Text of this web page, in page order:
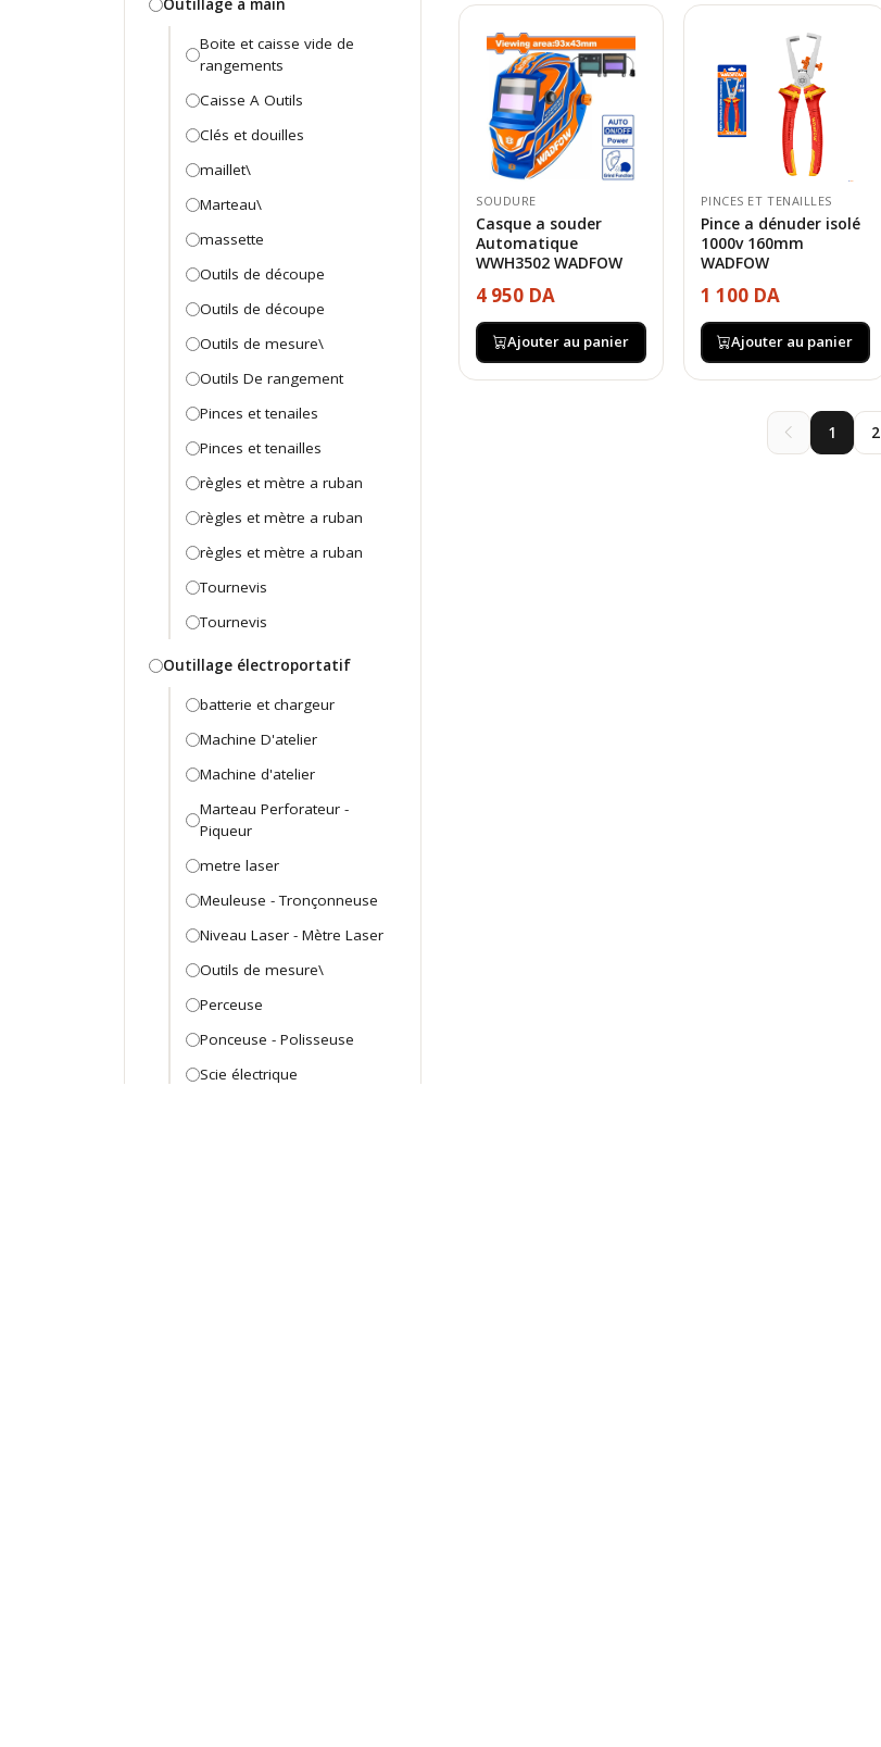
Outillage a main
Boite et caisse vide de
rangements
Caisse A Outils
Clés et douilles
maillet\
Marteau\
massette
Outils de découpe
Outils de découpe
Outils de mesure\
Outils De rangement
Pinces et tenailes
Pinces et tenailles
règles et mètre a ruban
règles et mètre a ruban
règles et mètre a ruban
Tournevis
Tournevis
Outillage électroportatif
batterie et chargeur
Machine D'atelier
Machine d'atelier
Marteau Perforateur -
Piqueur
metre laser
Meuleuse - Tronçonneuse
Niveau Laser - Mètre Laser
Outils de mesure\
Perceuse
Ponceuse - Polisseuse
Scie électrique
SOUDURE
Casque a souder
Automatique
WWH3502 WADFOW
4 950 DA
Ajouter au panier
PINCES ET TENAILLES
Pince a dénuder isolé
1000v 160mm
WADFOW
1 100 DA
Ajouter au panier
1 2